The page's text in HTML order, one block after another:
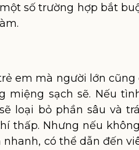
số trường hợp bắt
em mà người lớn
miệng sạch sẽ. Nếu
loại bỏ phần sâu và
thấp. Nhưng nếu
có thể dẫn đến